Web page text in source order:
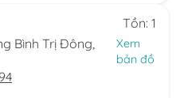
Tồn: 1
Bình Trị Đông,
Xem
bản đồ